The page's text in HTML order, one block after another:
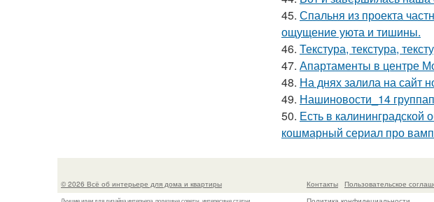
45. Спальня из проекта
ощущение уюта и тишины.
46. Текстура, текстура,
47. Апартаменты в центре
48. На днях залила на сайт
49. Нашиновости_14
50. Есть в калининградской
кошмарный сериал про
© 2026 Всё об интерьере для дома и квартиры
Лучшие идеи для дизайна интерьера, полезные советы, интересные статьи
Контакты
Пользовательское